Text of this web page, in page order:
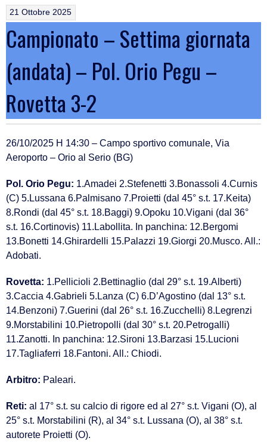
21 Ottobre 2025
Campionato – Settima giornata
(andata) – Pol. Orio Pegu –
Rovetta 3-2
26/10/2025 H 14:30 – Campo sportivo comunale, Via
Aeroporto – Orio al Serio (BG)
Pol. Orio Pegu: 1.Amadei 2.Stefenetti 3.Bonassoli 4.Curnis
(C) 5.Lussana 6.Palmisano 7.Proietti (dal 45° s.t. 17.Keita)
8.Rondi (dal 45° s.t. 18.Baggi) 9.Opoku 10.Vigani (dal 36°
s.t. 16.Cortinovis) 11.Labollita. In panchina: 12.Bergomi
13.Bonetti 14.Ghirardelli 15.Palazzi 19.Giorgi 20.Musco. All.:
Adobati.
Rovetta: 1.Pellicioli 2.Bettinaglio (dal 29° s.t. 19.Alberti)
3.Caccia 4.Gabrieli 5.Lanza (C) 6.D’Agostino (dal 13° s.t.
14.Benzoni) 7.Guerini (dal 26° s.t. 16.Zucchelli) 8.Legrenzi
9.Morstabilini 10.Pietropolli (dal 30° s.t. 20.Petrogalli)
11.Zanotti. In panchina: 12.Sironi 13.Barzasi 15.Lucioni
17.Tagliaferri 18.Fantoni. All.: Chiodi.
Arbitro: Paleari.
Reti: al 17° s.t. su calcio di rigore ed al 27° s.t. Vigani (O), al
25° s.t. Morstabilini (R), al 34° s.t. Lussana (O), al 38° s.t.
autorete Proietti (O).